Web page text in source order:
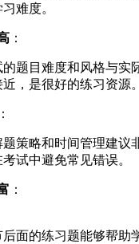
难度。
：
题目难度和风格与实
，是很好的练习资源。
：
题策略和时间管理建议
试中避免常见错误。
：
面的练习题能够帮助